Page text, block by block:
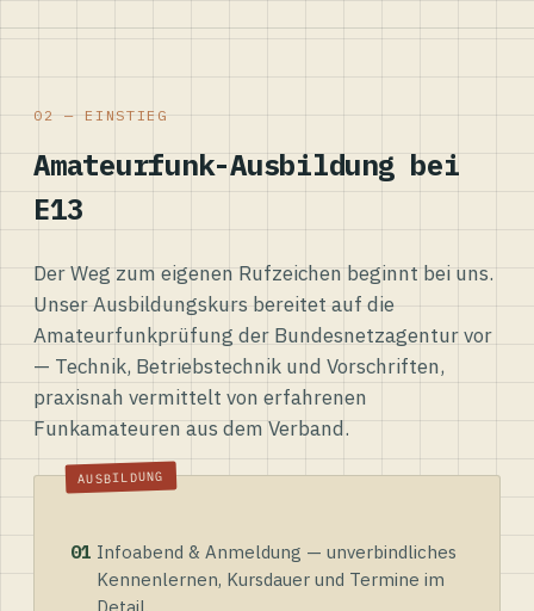
02 — EINSTIEG
Amateurfunk-Ausbildung bei
E13
Der Weg zum eigenen Rufzeichen beginnt bei uns.
Unser Ausbildungskurs bereitet auf die
Amateurfunkprüfung der Bundesnetzagentur vor
— Technik, Betriebstechnik und Vorschriften,
praxisnah vermittelt von erfahrenen
Funkamateuren aus dem Verband.
01 Infoabend & Anmeldung — unverbindliches
Kennenlernen, Kursdauer und Termine im